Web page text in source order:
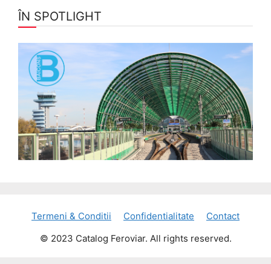
ÎN SPOTLIGHT
Termeni & Conditii Confidentialitate
Contact
© 2023 Catalog Feroviar. All rights reserved.